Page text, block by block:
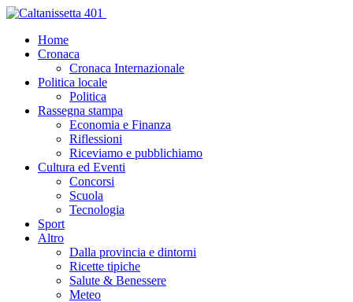
Home
Cronaca
Cronaca Internazionale
Politica locale
Politica
Rassegna stampa
Economia e Finanza
Riflessioni
Riceviamo e pubblichiamo
Cultura ed Eventi
Concorsi
Scuola
Tecnologia
Sport
Altro
Dalla provincia e dintorni
Ricette tipiche
Salute & Benessere
Meteo